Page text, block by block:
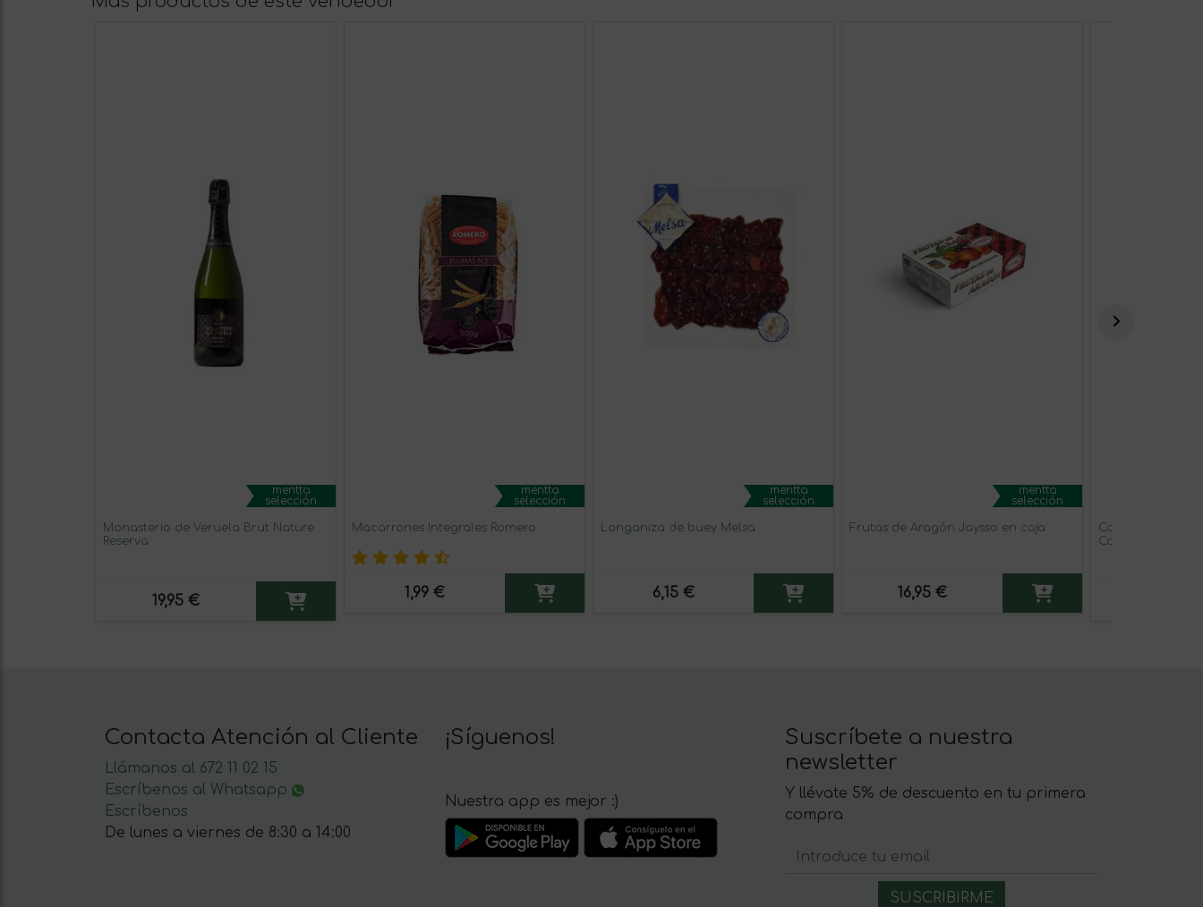
mentta
selección
Monasterio de Veruela Brut Nature
Reserva
19,95 €
mentta
selección
Macarrones Integrales Romero
1,99 €
mentta
selección
Longaniza de buey Melsa
6,15 €
mentta
selección
Frutas de Aragón Jaysso en caja
16,95 €
Codorniz
Corral del Tío
Contacta Atención al Cliente
Llámanos al 672 11 02 15
Escríbenos al Whatsapp
Escríbenos
De lunes a viernes de 8:30 a 14:00
¡Síguenos!
Nuestra app es mejor :)
Suscríbete a nuestra
newsletter
Y llévate 5% de descuento en tu primera
compra